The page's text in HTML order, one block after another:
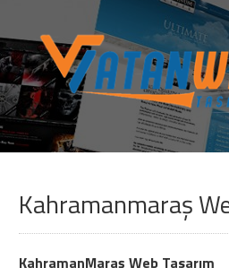
Kahramanmaraş
KahramanMaraş Web Tasarım
Müşteri
Beni Hatırla
Giriş Yap